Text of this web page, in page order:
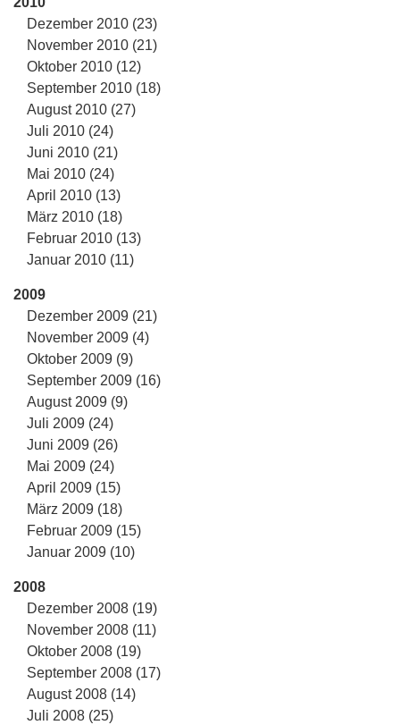
Dezember 2010 (23)
November 2010 (21)
Oktober 2010 (12)
September 2010 (18)
August 2010 (27)
Juli 2010 (24)
Juni 2010 (21)
Mai 2010 (24)
April 2010 (13)
März 2010 (18)
Februar 2010 (13)
Januar 2010 (11)
2009
Dezember 2009 (21)
November 2009 (4)
Oktober 2009 (9)
September 2009 (16)
August 2009 (9)
Juli 2009 (24)
Juni 2009 (26)
Mai 2009 (24)
April 2009 (15)
März 2009 (18)
Februar 2009 (15)
Januar 2009 (10)
2008
Dezember 2008 (19)
November 2008 (11)
Oktober 2008 (19)
September 2008 (17)
August 2008 (14)
Juli 2008 (25)